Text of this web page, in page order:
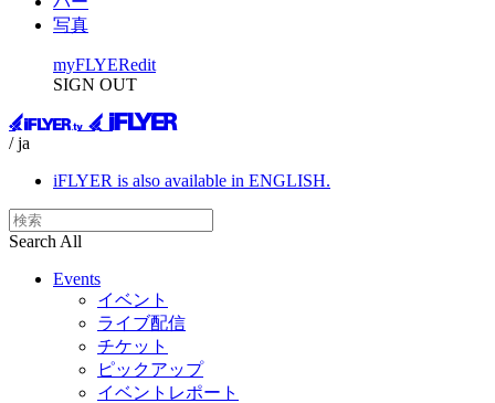
写真
myFLYERedit
SIGN OUT
/ ja
iFLYER is also available in ENGLISH.
Search All
Events
イベント
ライブ配信
チケット
ピックアップ
イベントレポート